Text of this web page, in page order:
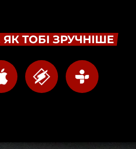
ТОБІ ЗРУЧНІШЕ